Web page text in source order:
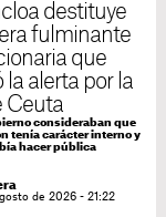
destituye
fulminante
que
la alerta por la
Ceuta
consideraban que
tenía carácter interno y
hacer pública
de 2026 - 21:22